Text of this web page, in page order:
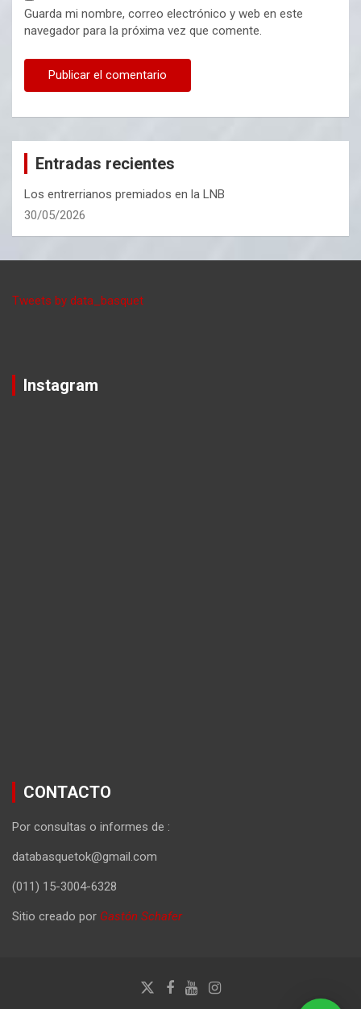
Guarda mi nombre, correo electrónico y web en este
navegador para la próxima vez que comente.
Entradas recientes
Los entrerrianos premiados en la LNB
30/05/2026
Tweets by data_basquet
Instagram
CONTACTO
Por consultas o informes de :
databasquetok@gmail.com
(011) 15-3004-6328
Sitio creado por Gastón Schafer